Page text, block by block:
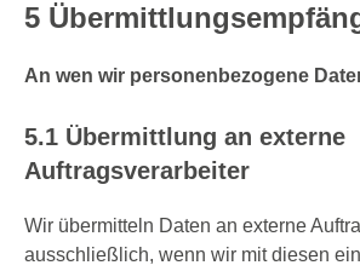
5
An wen wir personenbezogene
5.1 Übermittlung an externe
Auftragsverarbeiter
Wir übermitteln Daten an externe
ausschließlich, wenn wir mit diesen